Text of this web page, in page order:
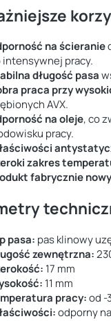
na ścieranie
intensywnej pracy.
długość pasa
praca przy
AVX.
na oleje, co
pracy.
zakres
fabrycznie
pasa: pas klinowy
zewnętrzna:
17 mm
11 mm
pracy:od -
odporny